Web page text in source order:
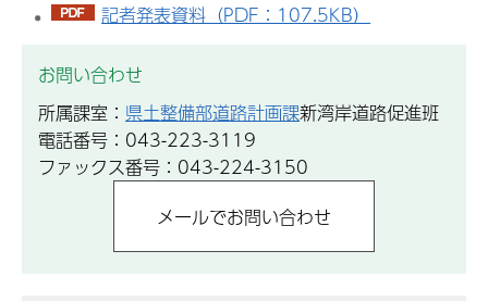
記者発表資料（PDF：107.5KB）
お問い合わせ
所属課室： 県土整備部道路計画課新湾岸道路促進班
電話番号：043-223-3119
ファックス番号：043-224-3150